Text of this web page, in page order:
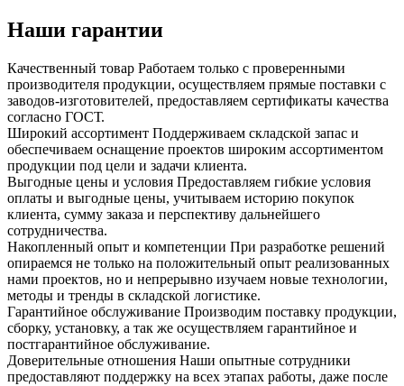
Наши гарантии
Качественный товар Работаем только с проверенными
производителя продукции, осуществляем прямые поставки с
заводов-изготовителей, предоставляем сертификаты качества
согласно ГОСТ.
Широкий ассортимент Поддерживаем складской запас и
обеспечиваем оснащение проектов широким ассортиментом
продукции под цели и задачи клиента.
Выгодные цены и условия Предоставляем гибкие условия
оплаты и выгодные цены, учитываем историю покупок
клиента, сумму заказа и перспективу дальнейшего
сотрудничества.
Накопленный опыт и компетенции При разработке решений
опираемся не только на положительный опыт реализованных
нами проектов, но и непрерывно изучаем новые технологии,
методы и тренды в складской логистике.
Гарантийное обслуживание Производим поставку продукции,
сборку, установку, а так же осуществляем гарантийное и
постгарантийное обслуживание.
Доверительные отношения Наши опытные сотрудники
предоставляют поддержку на всех этапах работы, даже после